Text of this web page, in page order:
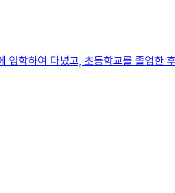
학하여 다녔고, 초등학교를 졸업한